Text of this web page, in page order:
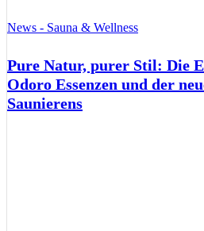
News - Sauna & Wellness
Pure Natur, purer Stil: Die
Odoro Essenzen und der
Saunierens